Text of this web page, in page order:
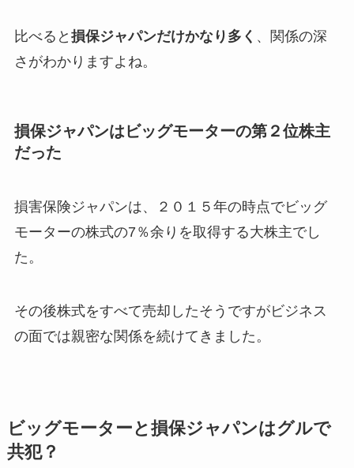
比べると 損保ジャパンだけかなり多く 、関係の深
さがわかりますよね。
損保ジャパンはビッグモーターの第２位株主
だった
損害保険ジャパンは、２０１５年の時点でビッグ
モーターの株式の7％余りを取得する大株主でし
た。
その後株式をすべて売却したそうですがビジネス
の面では親密な関係を続けてきました。
ビッグモーターと損保ジャパンはグルで
共犯？